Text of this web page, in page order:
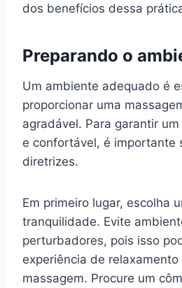
dos benefícios dessa
Preparando o
Um ambiente adequado é
proporcionar uma
agradável. Para garantir
e confortável, é importante
diretrizes.
Em primeiro lugar, escolha
tranquilidade. Evite
perturbadores, pois isso
experiência de
massagem. Procure um